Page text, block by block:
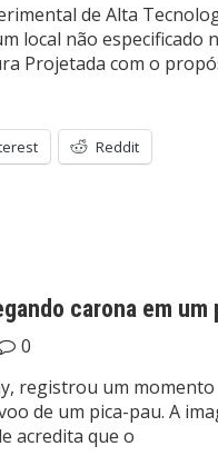
de Alta
local não especificado
Projetada com o
Reddit
carona em um
0
registrou um
de um pica-pau. A
acredita que o